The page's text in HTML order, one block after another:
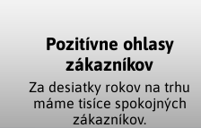
Pozitívne ohlasy
zákazníkov
Za desiatky rokov na trhu
máme tisíce spokojných
zákazníkov.